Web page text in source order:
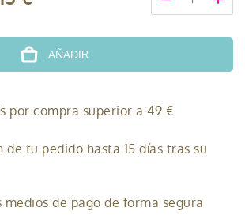
AÑADIR
por compra superior a 49 €
de tu pedido hasta 15 días tras su
medios de pago de forma segura